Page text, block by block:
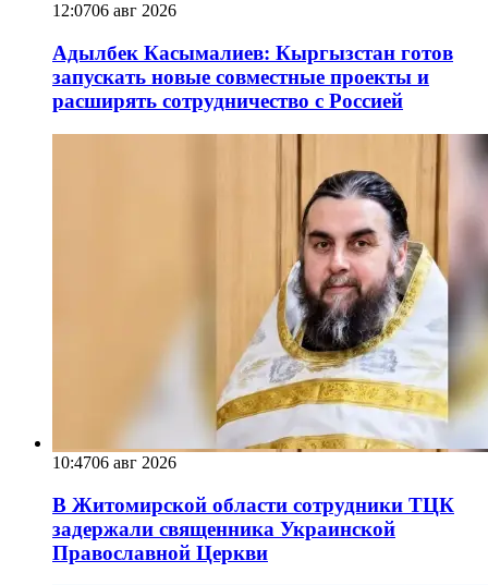
12:0706 авг 2026
Адылбек Касымалиев: Кыргызстан готов
запускать новые совместные проекты и
расширять сотрудничество с Россией
10:4706 авг 2026
В Житомирской области сотрудники ТЦК
задержали священника Украинской
Православной Церкви